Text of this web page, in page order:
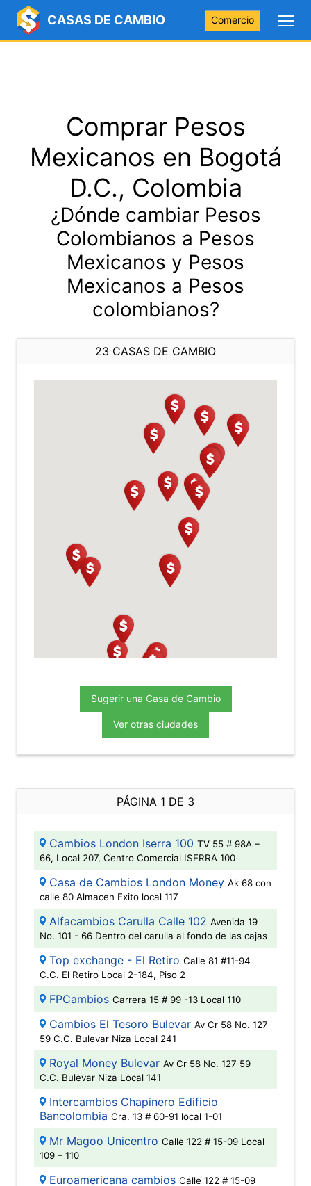
CASAS DE CAMBIO Comercio
Comprar Pesos
Mexicanos en Bogotá
D.C., Colombia
¿Dónde cambiar Pesos
Colombianos a Pesos
Mexicanos y Pesos
Mexicanos a Pesos
colombianos?
23 CASAS DE CAMBIO
Sugerir una Casa de Cambio
Ver otras ciudades
PÁGINA 1 DE 3
Cambios London Iserra 100 TV 55 # 98A –
66, Local 207, Centro Comercial ISERRA 100
Casa de Cambios London Money Ak 68 con
calle 80 Almacen Exito local 117
Alfacambios Carulla Calle 102 Avenida 19
No. 101 - 66 Dentro del carulla al fondo de las cajas
Top exchange - El Retiro Calle 81 #11-94
C.C. El Retiro Local 2-184, Piso 2
FPCambios Carrera 15 # 99 -13 Local 110
Cambios El Tesoro Bulevar Av Cr 58 No. 127
59 C.C. Bulevar Niza Local 241
Royal Money Bulevar Av Cr 58 No. 127 59
C.C. Bulevar Niza Local 141
Intercambios Chapinero Edificio
Bancolombia Cra. 13 # 60-91 local 1-01
Mr Magoo Unicentro Calle 122 # 15-09 Local
109 – 110
Euroamericana cambios Calle 122 # 15-09